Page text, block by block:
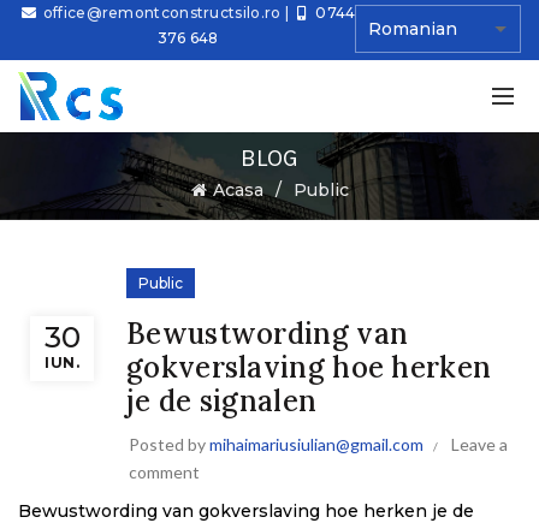
office@remontconstructsilo.ro
0744
376 648
BLOG
Acasa Public
30
IUN.
Public
Bewustwording van
gokverslaving hoe herken
je de signalen
Posted bymihaimariusiulian@gmail.com
Leave a
comment
Bewustwording van gokverslaving hoe herken je de